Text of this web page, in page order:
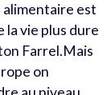
alimentaire est
vie plus dure
Farrel.Mais
on